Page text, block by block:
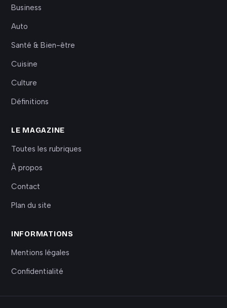
Business
Auto
Santé & Bien-être
Cuisine
Culture
Définitions
LE MAGAZINE
Toutes les rubriques
À propos
Contact
Plan du site
INFORMATIONS
Mentions légales
Confidentialité